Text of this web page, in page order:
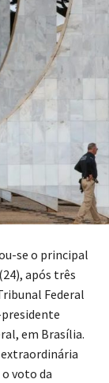
se o principal
após três
Federal
em Brasília.
voto da